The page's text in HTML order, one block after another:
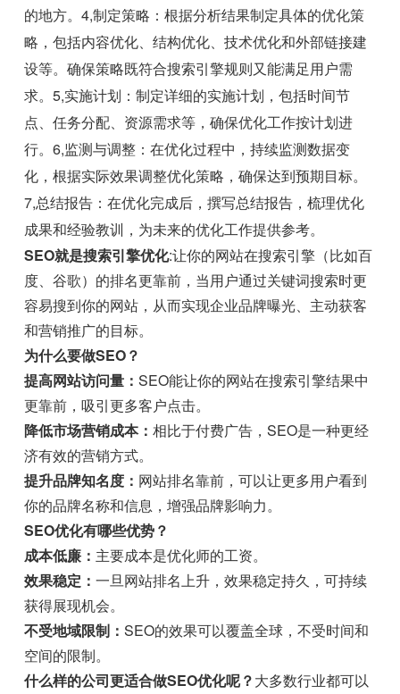
的地方。4,制定策略：根据分析结果制定具体的优化策
略，包括内容优化、结构优化、技术优化和外部链接建
设等。确保策略既符合搜索引擎规则又能满足用户需
求。5,实施计划：制定详细的实施计划，包括时间节
点、任务分配、资源需求等，确保优化工作按计划进
行。6,监测与调整：在优化过程中，持续监测数据变
化，根据实际效果调整优化策略，确保达到预期目标。
7,总结报告：在优化完成后，撰写总结报告，梳理优化
成果和经验教训，为未来的优化工作提供参考。
SEO就是搜索引擎优化:让你的网站在搜索引擎（比如百
度、谷歌）的排名更靠前，当用户通过关键词搜索时更
容易搜到你的网站，从而实现企业品牌曝光、主动获客
和营销推广的目标。
为什么要做SEO？
提高网站访问量：SEO能让你的网站在搜索引擎结果中
更靠前，吸引更多客户点击。
降低市场营销成本：相比于付费广告，SEO是一种更经
济有效的营销方式。
提升品牌知名度： 网站排名靠前，可以让更多用户看到
你的品牌名称和信息，增强品牌影响力。
SEO优化有哪些优势？
成本低廉： 主要成本是优化师的工资。
效果稳定：一旦网站排名上升，效果稳定持久，可持续
获得展现机会。
不受地域限制：SEO的效果可以覆盖全球，不受时间和
空间的限制。
什么样的公司更适合做SEO优化呢？大多数行业都可以